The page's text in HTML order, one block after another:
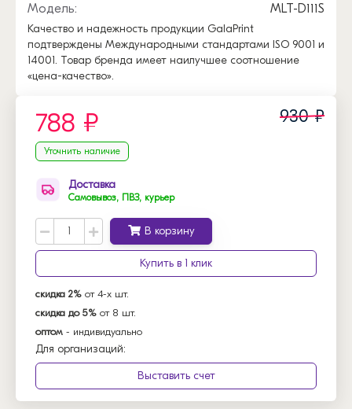
Модель:
MLT-D111S
Качество и надежность продукции GalaPrint
подтверждены Международными стандартами ISO 9001 и
14001. Товар бренда имеет наилучшее соотношение
«цена-качество».
788 ₽ 930 ₽
Уточнить наличие
Доставка
Самовывоз, ПВЗ, курьер
В корзину
Купить в 1 клик
скидка 2% от 4-х шт.
скидка до 5% от 8 шт.
оптом - индивидуально
Для организаций:
Выставить счет